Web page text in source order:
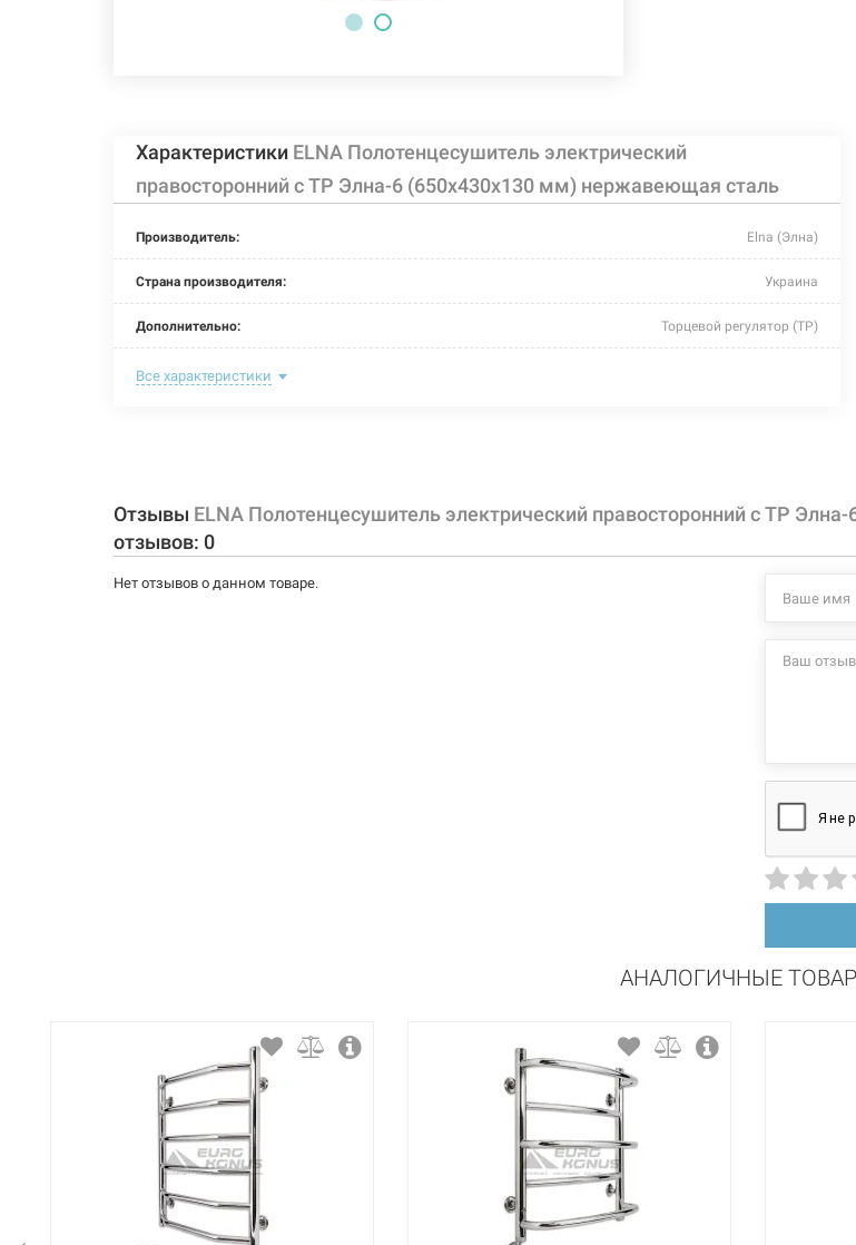
Характеристики ELNA Полотенцесушитель электрический
правосторонний с ТР Элна-6 (650х430х130 мм) нержавеющая сталь
Производитель: Elna (Элна)
Страна производителя: Украина
Дополнительно: Торцевой регулятор (ТР)
Цвет:
650 мм
Мощность:
Максимальная температура: +55°C
Все характеристики
Отзывы ELNA Полотенцесушитель электрический правосторонний с ТР
отзывов: 0
Нет отзывов о данном товаре.
АНАЛОГИЧНЫЕ